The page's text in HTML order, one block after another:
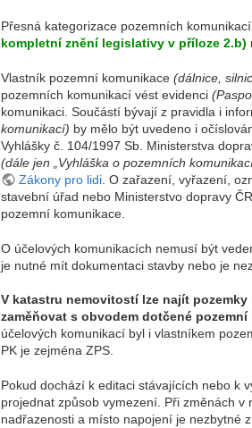
Přesná kategorizace pozemních
kompletní znění legislativy v příloze 2.b)
Vlastník pozemní komunikace (dálnice,
pozemních komunikací vést evidenci
komunikaci. Součástí bývají z pravidla i
komunikací) by mělo být uvedeno i
Vyhlášky č. 104/1997 Sb. Ministerstva
(dále jen „Vyhláška o pozemních
Zákony pro lidi. O zařazení, vyřazení,
stavební úřad nebo Ministerstvo dopravy
pozemní komunikace.
O účelových komunikacích nemusí být
je nutné mít dokumentaci stavby nebo je
V katastru nemovitostí lze najít
zaměňovat s obvodem dotčené pozemní
účelových komunikací byl i vlastníkem
PK je zejména ZPS.
Pokud dochází k editaci stávajících nebo k
projednat způsob vymezení. Při změnách
nadřazenosti a místo napojení je nezbytné